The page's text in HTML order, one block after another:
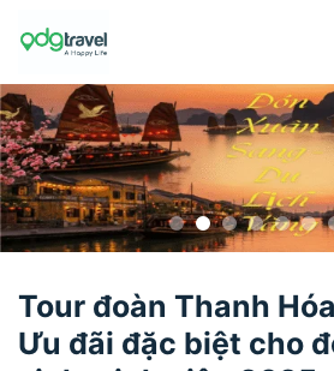
Tour đoàn Thanh
Ưu đãi đặc biệt cho